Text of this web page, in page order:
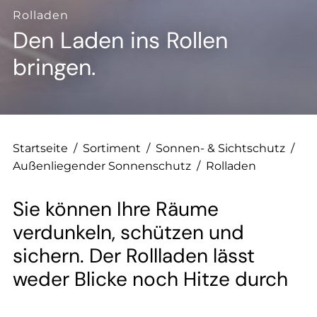
--
Rolladen
Den Laden ins Rollen
bringen.
Startseite / Sortiment / Sonnen- & Sichtschutz /
Außenliegender Sonnenschutz / Rolladen
Sie können Ihre Räume
verdunkeln, schützen und
sichern. Der Rollladen lässt
weder Blicke noch Hitze durch